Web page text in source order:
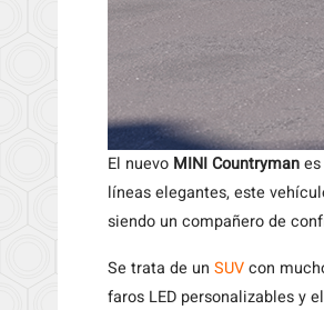
El nuevo MINI Countryman
líneas elegantes, este
siendo un compañero de
Se trata de un SUVcon
faros LED personalizables y